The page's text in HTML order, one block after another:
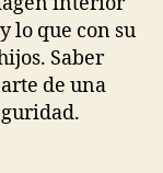
lo que con su
Saber
de una